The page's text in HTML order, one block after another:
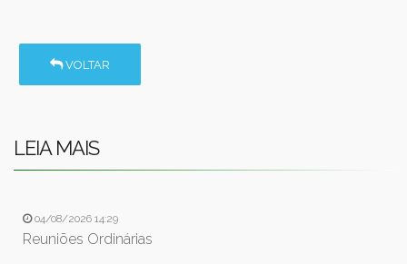
VOLTAR
LEIA MAIS
04/08/2026 14:29
Reuniões Ordinárias